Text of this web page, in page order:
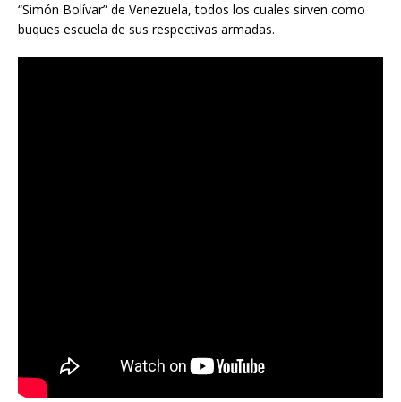
“Simón Bolívar” de Venezuela, todos los cuales sirven como
buques escuela de sus respectivas armadas.